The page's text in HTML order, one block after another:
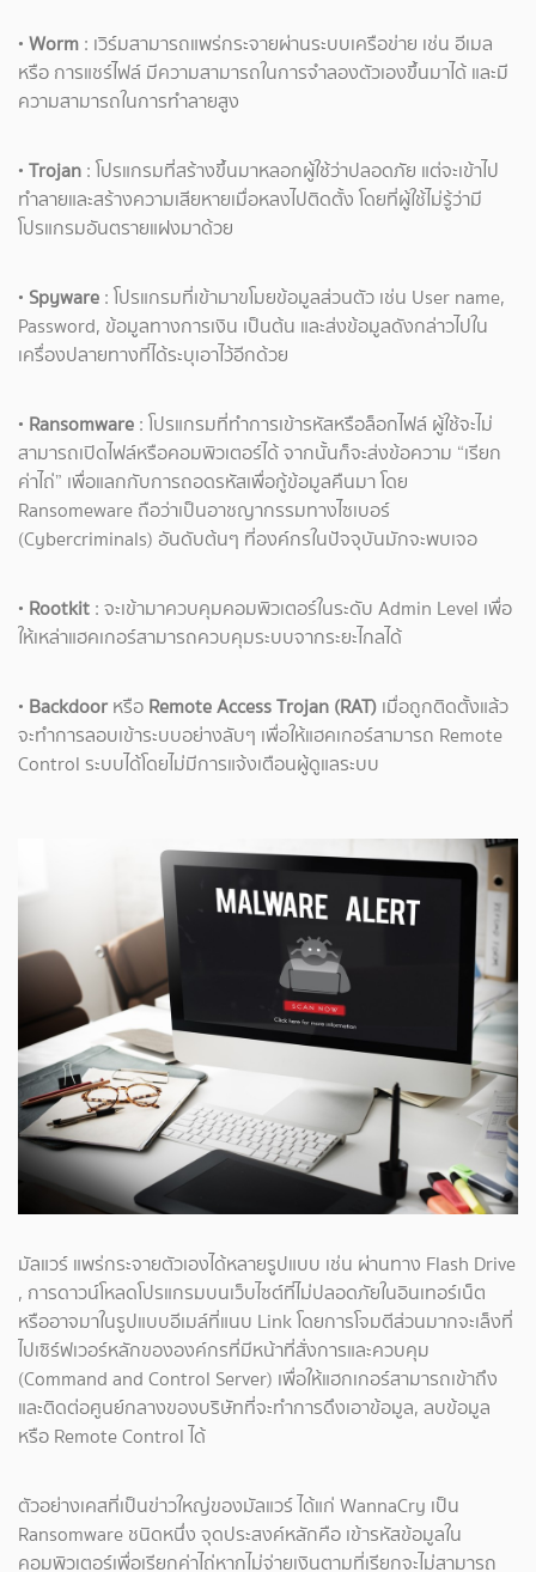
• Worm : เวิร์มสามารถแพร่กระจายผ่านระบบเครือข่าย เช่น อีเมล
หรือ การแชร์ไฟล์ มีความสามารถในการจำลองตัวเองขึ้นมาได้ และมี
ความสามารถในการทำลายสูง
• Trojan : โปรแกรมที่สร้างขึ้นมาหลอกผู้ใช้ว่าปลอดภัย แต่จะเข้าไป
ทำลายและสร้างความเสียหายเมื่อหลงไปติดตั้ง โดยที่ผู้ใช้ไม่รู้ว่ามี
โปรแกรมอันตรายแฝงมาด้วย
• Spyware : โปรแกรมที่เข้ามาขโมยข้อมูลส่วนตัว เช่น User name,
Password, ข้อมูลทางการเงิน เป็นต้น และส่งข้อมูลดังกล่าวไปใน
เครื่องปลายทางที่ได้ระบุเอาไว้อีกด้วย
• Ransomware : โปรแกรมที่ทำการเข้ารหัสหรือล็อกไฟล์ ผู้ใช้จะไม่
สามารถเปิดไฟล์หรือคอมพิวเตอร์ได้ จากนั้นก็จะส่งข้อความ “เรียก
ค่าไถ่” เพื่อแลกกับการถอดรหัสเพื่อกู้ข้อมูลคืนมา โดย
Ransomeware ถือว่าเป็นอาชญากรรมทางไซเบอร์
(Cybercriminals) อันดับต้นๆ ที่องค์กรในปัจจุบันมักจะพบเจอ
• Rootkit : จะเข้ามาควบคุมคอมพิวเตอร์ในระดับ Admin Level เพื่อ
ให้เหล่าแฮคเกอร์สามารถควบคุมระบบจากระยะไกลได้
• Backdoor หรือ Remote Access Trojan (RAT) เมื่อถูกติดตั้งแล้ว
จะทำการลอบเข้าระบบอย่างลับๆ เพื่อให้แฮคเกอร์สามารถ Remote
Control ระบบได้โดยไม่มีการแจ้งเตือนผู้ดูแลระบบ
มัลแวร์ แพร่กระจายตัวเองได้หลายรูปแบบ เช่น ผ่านทาง Flash Drive
, การดาวน์โหลดโปรแกรมบนเว็บไซต์ที่ไม่ปลอดภัยในอินเทอร์เน็ต
หรืออาจมาในรูปแบบอีเมล์ที่แนบ Link โดยการโจมตีส่วนมากจะเล็งที่
ไปเซิร์ฟเวอร์หลักขององค์กรที่มีหน้าที่สั่งการและควบคุม
(Command and Control Server) เพื่อให้แฮกเกอร์สามารถเข้าถึง
และติดต่อศูนย์กลางของบริษัทที่จะทำการดึงเอาข้อมูล, ลบข้อมูล
หรือ Remote Control ได้
ตัวอย่างเคสที่เป็นข่าวใหญ่ของมัลแวร์ ได้แก่ WannaCry เป็น
Ransomware ชนิดหนึ่ง จุดประสงค์หลักคือ เข้ารหัสข้อมูลใน
คอมพิวเตอร์เพื่อเรียกค่าไถ่หากไม่จ่ายเงินตามที่เรียกจะไม่สามารถ